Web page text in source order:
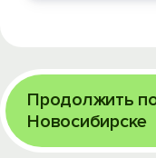
Продолжить
Новосибирске